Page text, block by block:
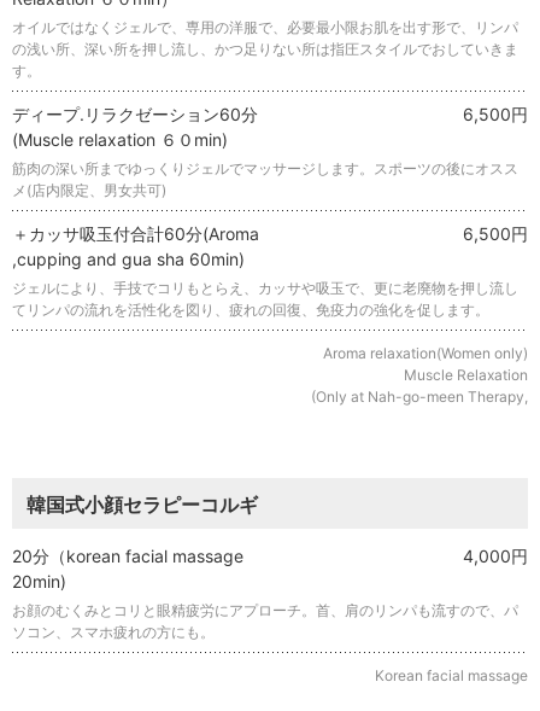
オイルではなくジェルで、専用の洋服で、必要最小限お肌を出す形で、リンパ
の浅い所、深い所を押し流し、かつ足りない所は指圧スタイルでおしていきま
す。
ディープ.リラクゼーション60分
(Ⅿuscle relaxation ６０min)
6,500円
筋肉の深い所までゆっくりジェルでマッサージします。スポーツの後にオスス
メ(店内限定、男女共可)
＋カッサ吸玉付合計60分(Aroma
,cupping and gua sha 60min)
6,500円
ジェルにより、手技でコリもとらえ、カッサや吸玉で、更に老廃物を押し流し
てリンパの流れを活性化を図り、疲れの回復、免疫力の強化を促します。
Aroma relaxation(Women only)
Muscle Relaxation
(Only at Nah-go-meen Therapy,
韓国式小顔セラピーコルギ
20分（korean facial massage
20min)
4,000円
お顔のむくみとコリと眼精疲労にアプローチ。首、肩のリンパも流すので、パ
ソコン、スマホ疲れの方にも。
Korean facial massage